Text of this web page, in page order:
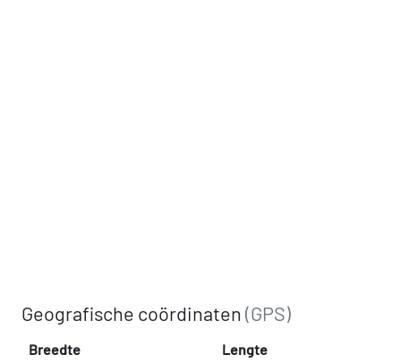
Geografische coördinaten(GPS)
Breedte Lengte